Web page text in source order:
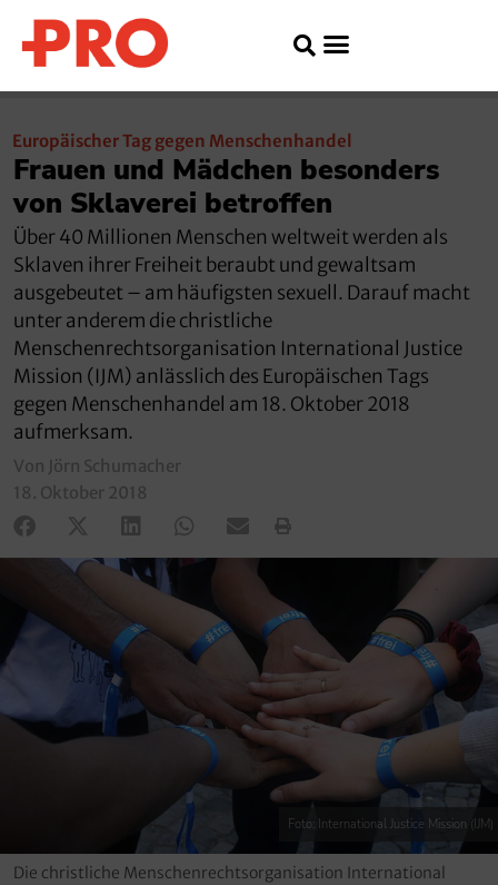
Europäischer Tag gegen Menschenhandel
Frauen und Mädchen besonders
von Sklaverei betroffen
Über 40 Millionen Menschen weltweit werden als
Sklaven ihrer Freiheit beraubt und gewaltsam
ausgebeutet – am häufigsten sexuell. Darauf macht
unter anderem die christliche
Menschenrechtsorganisation International Justice
Mission (IJM) anlässlich des Europäischen Tags
gegen Menschenhandel am 18. Oktober 2018
aufmerksam.
Von Jörn Schumacher
18. Oktober 2018
Foto: International Justice Mission (IJM)
Die christliche Menschenrechtsorganisation International